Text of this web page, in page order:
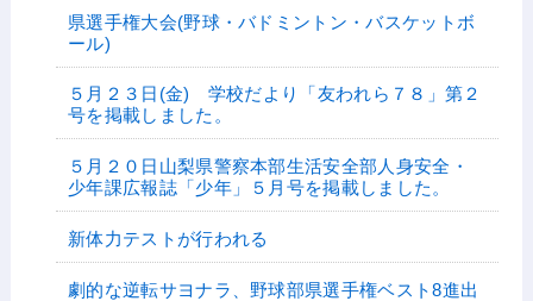
県選手権大会(野球・バドミントン・バスケットボ
ール)
５月２３日(金) 学校だより「友われら７８」第２
号を掲載しました。
５月２０日山梨県警察本部生活安全部人身安全・
少年課広報誌「少年」５月号を掲載しました。
新体力テストが行われる
劇的な逆転サヨナラ、野球部県選手権ベスト8進出